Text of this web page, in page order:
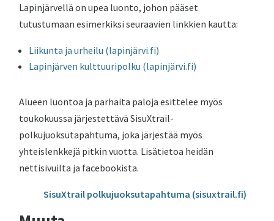
Lapinjärvellä on upea luonto, johon pääset
tutustumaan esimerkiksi seuraavien linkkien kautta:
Liikunta ja urheilu (lapinjärvi.fi)
Lapinjärven kulttuuripolku (lapinjärvi.fi)
Alueen luontoa ja parhaita paloja esittelee myös
toukokuussa järjestettävä SisuXtrail-
polkujuoksutapahtuma, joka järjestää myös
yhteislenkkejä pitkin vuotta. Lisätietoa heidän
nettisivuilta ja facebookista.
SisuXtrail polkujuoksutapahtuma (sisuxtrail.fi)